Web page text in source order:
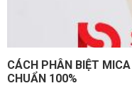
CÁCH PHÂN BIỆT
CHUẨN 100%